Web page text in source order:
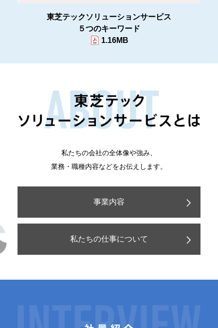
東芝テックソリューションサービス
５つのキーワード
1.16MB
私たちの会社の全体像や強み、
業務・職種内容などをお伝えします。
事業内容
私たちの仕事について